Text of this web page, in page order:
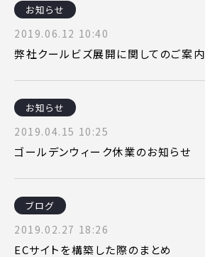
お知らせ
2019.06.12 10:40
弊社クールビズ展開に関してのご案内
お知らせ
2019.04.15 10:25
ゴールデンウィーク休業のお知らせ
ブログ
2019.02.27 18:26
ECサイトを構築した際のまとめ